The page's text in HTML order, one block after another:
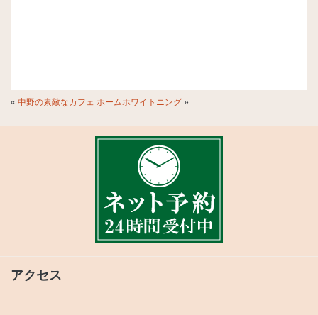
« 中野の素敵なカフェ ホームホワイトニング »
アクセス